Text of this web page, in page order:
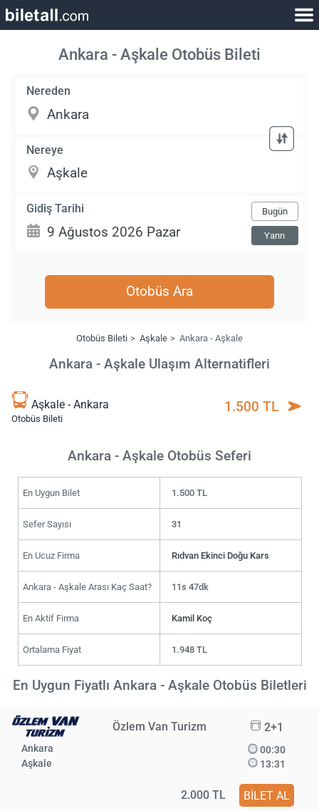
Ankara - Aşkale Otobüs Bileti
Nereden
Nereye
Gidiş Tarihi Bugün
Yarın
Otobüs Ara
Otobüs Bileti Aşkale Ankara - Aşkale
Ankara - Aşkale Ulaşım Alternatifleri
Aşkale - Ankara
Otobüs Bileti
1.500 TL
Ankara - Aşkale Otobüs Seferi
En Uygun Bilet 1.500 TL
Sefer Sayısı 31
En Ucuz Firma Rıdvan Ekinci Doğu Kars
Ankara - Aşkale Arası Kaç Saat? 11s 47dk
En Aktif Firma Kamil Koç
Ortalama Fiyat 1.948 TL
En Uygun Fiyatlı Ankara - Aşkale Otobüs Biletleri
Özlem Van Turizm 2+1
Ankara
Aşkale
00:30
13:31
2.000 TL BİLET AL